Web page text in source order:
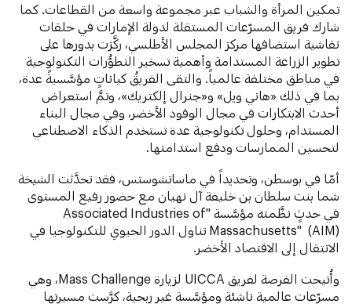
تمكين المرأة والشباب عبر مجموعة واسعة من القطاعات. كما
شارك فريق المسرّعات المستقلة لدولة الإمارات في حلقات
نقاشية استضافها مركز المجلس الأطلسي، ركَّزت بدورها على
تطوير الزراعة المستدامة وأهمية تسخير التطوُّرات التكنولوجية
في مناطق مختلفة عالمياً. والتقى الفريقُ كياناتٍ مؤسَّسيةً عدة،
بما في ذلك «هاني ويل» و«جنرال إلكتريك»، وتمَّ استعراض
أحدث الابتكارات في مجال الوقود الأخضر، وفي مجال البناء
المستدام، وحلول تكنولوجية عدة تستخدم الذكاء الاصطناعي
لتحسين الممارسات ودفع استدامتها.
أمّا في بوسطن، وتحديداً في ماساتشوستس، فقد تحدَّثت الشيخة
شما بنت سلطان بن خليفة آل نهيان مع حضور رفيع المستوى
في حدثٍ نظَّمته مؤسَّسة "Associated Industries of
Massachusetts" (AIM) تناول الدور الحيوي للتكنولوجيا في
الانتقال إلى الاقتصاد الأخضر.
وأُتيحت الفرصة لفريق UICCA لزيارة Mass Challenge، وهي
مسرّعات عالمية ناشئة ومؤسَّسة غير ربحية، كرَّست مسيرتها